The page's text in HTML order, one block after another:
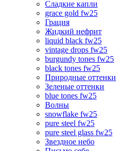
Сладкие капли
grace gold fw25
Грация
Жидкий нефрит
liquid black fw25
vintage drops fw25
burgundy tones fw25
black tones fw25
Природные оттенки
Зеленые оттенки
blue tones fw25
Волны
snowflake fw25
pure steel fw25
pure steel glass fw25
Звездное небо